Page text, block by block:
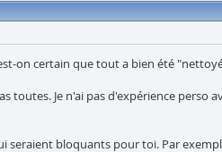
on certain que tout a bien été
Je n'ai pas d'expérience perso
seraient bloquants pour toi. Par